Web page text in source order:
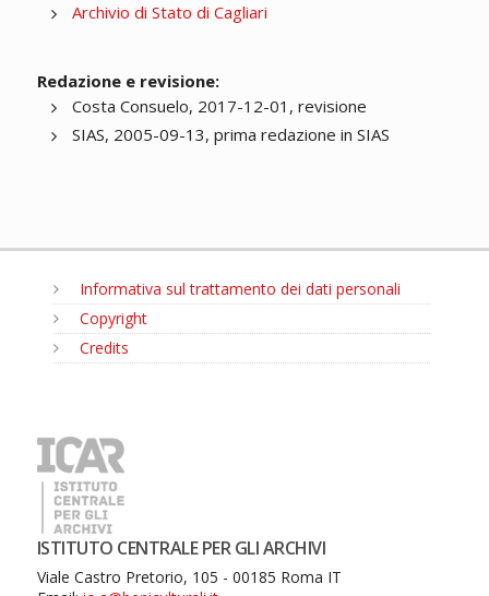
Archivio di Stato di Cagliari
Redazione e revisione:
Costa Consuelo, 2017-12-01, revisione
SIAS, 2005-09-13, prima redazione in SIAS
Informativa sul trattamento dei dati personali
Copyright
Credits
ISTITUTO CENTRALE PER GLI ARCHIVI
Viale Castro Pretorio, 105 - 00185 Roma IT